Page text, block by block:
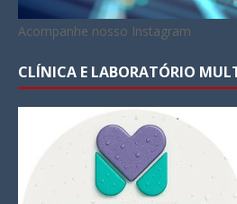
Acompanhe nosso Instagram
CLÍNICA E LABORATÓRIO